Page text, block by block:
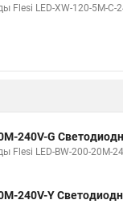
Flesi LED-XW-120-5M-C-
240V-G
Flesi LED-BW-200-20M-
240V-Y